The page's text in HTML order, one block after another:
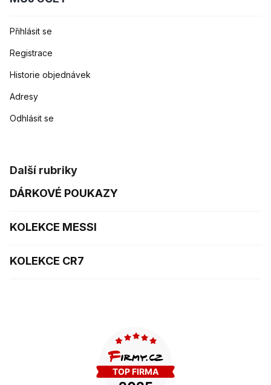
Přihlásit se
Registrace
Historie objednávek
Adresy
Odhlásit se
Další rubriky
DÁRKOVÉ POUKAZY
KOLEKCE MESSI
KOLEKCE CR7